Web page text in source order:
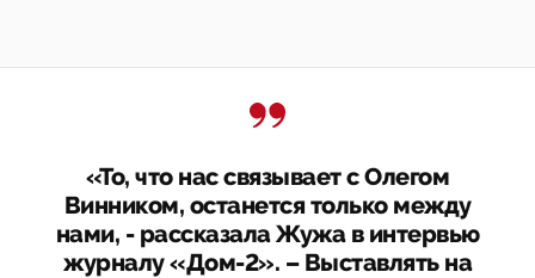
«То, что нас связывает с Олегом
Винником, останется только между
нами, - рассказала Жужа в интервью
журналу «Дом-2». – Выставлять на